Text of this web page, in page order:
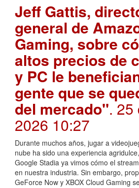
Jeff Gattis,
general de
Gaming, sobre
altos precios de
y PC le
gente que se
del mercado". 25
2026 10:27
Durante muchos años, jugar a
nube ha sido una experiencia
Google Stadia ya vimos cómo el
en nuestra industria. Sin embargo,
GeForce Now y XBOX Cloud Gaming